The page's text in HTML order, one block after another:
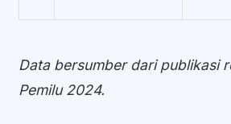
Data bersumber dari publikasi
Pemilu 2024.